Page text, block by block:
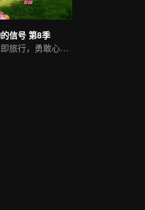
信号 第8季
开篇即旅行，勇敢心动吧